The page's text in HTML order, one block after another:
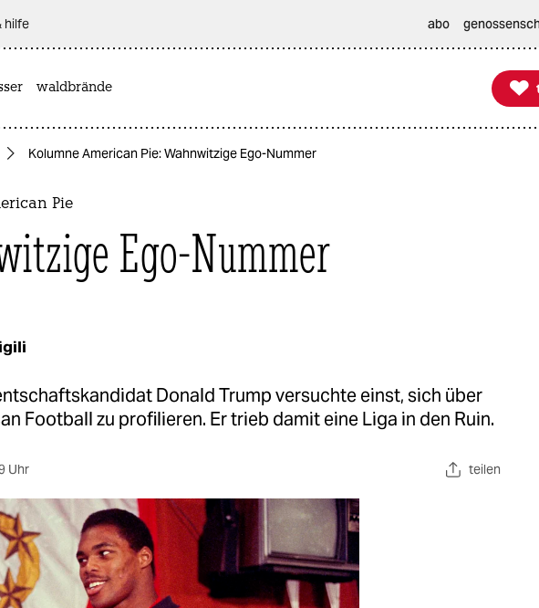
hilfe abo
waldbrände 
taz
Kolumne American Pie: Wahnwitzige Ego-Nummer
Pie
Ego-Nummer
Donald Trump versuchte einst, sich über
Football zu profilieren. Er trieb damit eine Liga in den Ruin.
Uhr teilen